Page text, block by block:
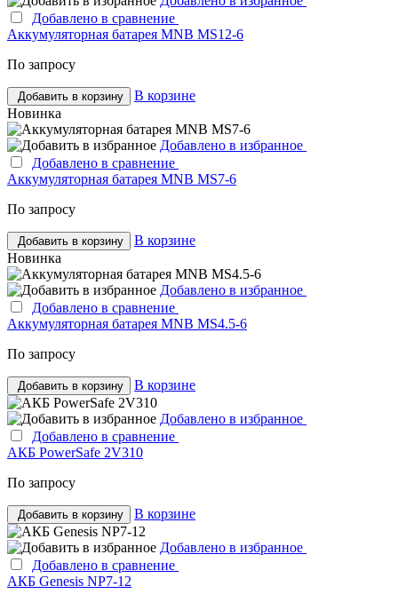
Добавлено в сравнение
Аккумуляторная батарея MNB MS12-6
По запросу
Добавить в корзину
В корзине
Новинка
Добавлено в избранное
Добавлено в сравнение
Аккумуляторная батарея MNB MS7-6
По запросу
Добавить в корзину
В корзине
Новинка
Добавлено в избранное
Добавлено в сравнение
Аккумуляторная батарея MNB MS4.5-6
По запросу
Добавить в корзину В корзине
Добавлено в избранное
Добавлено в сравнение
АКБ PowerSafe 2V310
По запросу
Добавить в корзину В корзине
Добавлено в избранное
Добавлено в сравнение
АКБ Genesis NP7-12